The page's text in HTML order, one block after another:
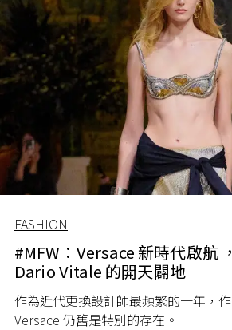
FASHION
#MFW：Versace 新時代啟航
Dario Vitale 的開天闢地
作為近代更換設計師最頻繁的一年，
Versace 仍舊是特別的存在。